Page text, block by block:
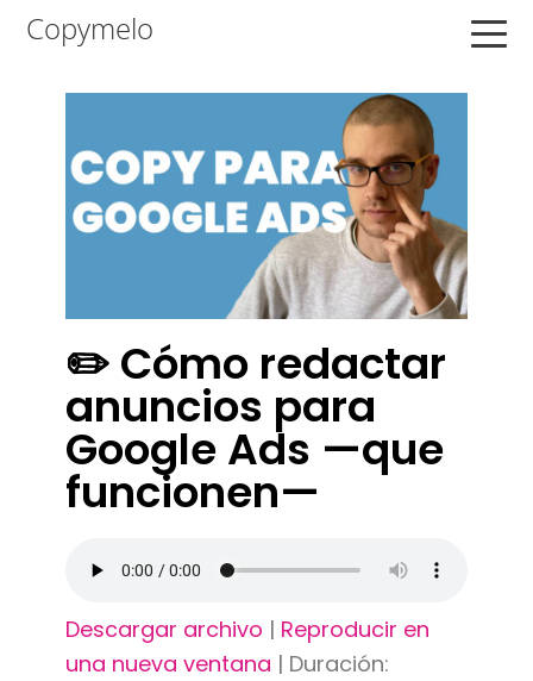
Saltar
principal
Saltar
contenido
Saltar
principal
Copymelo
✏️ Cómo redactar
anuncios para
Google Ads —que
funcionen—
Descargar archivo | Reproducir en
una nueva ventana | Duración: